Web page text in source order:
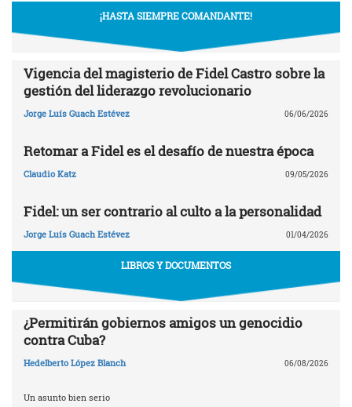
¡HASTA SIEMPRE COMANDANTE!
Vigencia del magisterio de Fidel Castro sobre la
gestión del liderazgo revolucionario
Jorge Luís Guach Estévez 06/06/2026
Retomar a Fidel es el desafío de nuestra época
Claudio Katz 09/05/2026
Fidel: un ser contrario al culto a la personalidad
Jorge Luís Guach Estévez 01/04/2026
LIBROS Y DOCUMENTOS
¿Permitirán gobiernos amigos un genocidio
contra Cuba?
Hedelberto López Blanch 06/08/2026
Un asunto bien serio